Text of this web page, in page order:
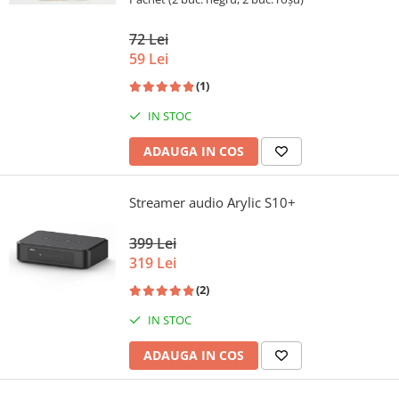
72 Lei
59 Lei
(1)
IN STOC
ADAUGA IN COS
Streamer audio Arylic S10+
399 Lei
319 Lei
(2)
IN STOC
ADAUGA IN COS